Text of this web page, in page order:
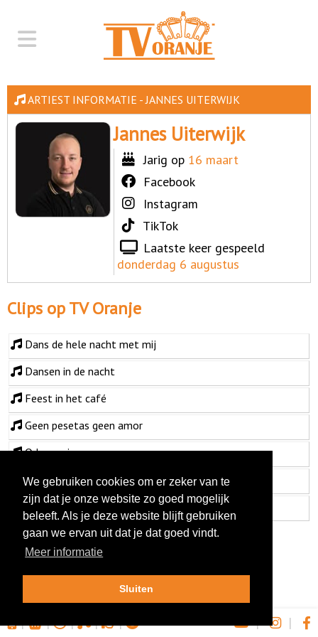
ARTIEST INFORMATIE - JANNES UITERWIJK
Jannes Uiterwijk
Jarig op 16 maart
Facebook
Instagram
TikTok
Laatste keer gespeeld
donderdag 6 augustus
Clips op TV Oranje
Dans de hele nacht met mij
Dansen in de nacht
Feest in het café
Geen pesetas geen amor
Ode aan jou
Zoet als de wijn
Zomer in mijn glas
| | | | | | |
We gebruiken cookies om er zeker van te
zijn dat je onze website zo goed mogelijk
beleeft. Als je deze website blijft gebruiken
gaan we ervan uit dat je dat goed vindt.
Meer informatie
Sluiten